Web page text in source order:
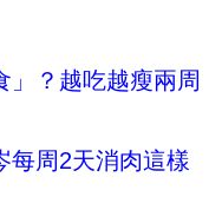
」？越吃越瘦兩周
每周2天消肉這樣